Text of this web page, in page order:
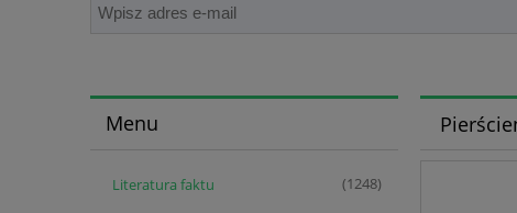
Menu
Literatura faktu (1248)